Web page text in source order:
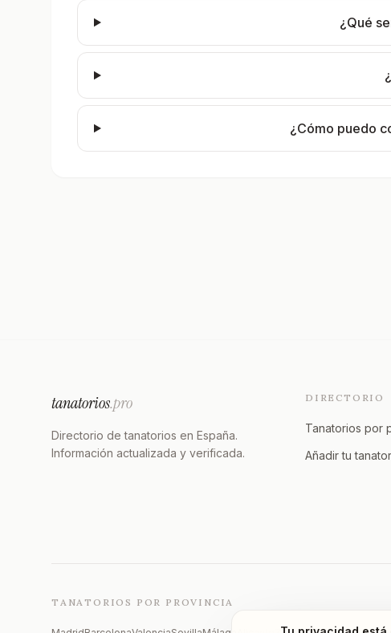
¿Qué
¿Cómo puedo
tanatorios.pro
Directorio de tanatorios en España.
Información actualizada y verificada.
DIRECTORIO
Tanatorios por
Añadir tu
TANATORIOS POR PROVINCIA